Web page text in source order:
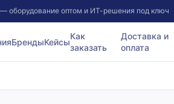
оборудование оптом и ИТ-решения под ключ
БрендыКейсы
Как
заказать
Доставка и
оплата